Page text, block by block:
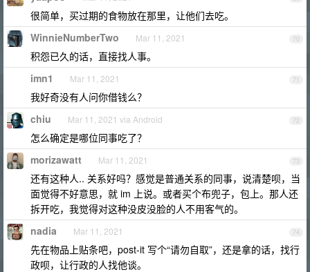
很简单，买过期的食物放在那里，让他们去吃。
70
WinnieNumberTwo Mar 11, 2021
积怨已久的话，直接找人事。
71
imn1 Mar 11, 2021
我好奇没有人问你借钱么？
72
chiu Mar 11, 2021 via Android
怎么确定是哪位同事吃了？
73
morizawatt Mar 11, 2021
还有这种人.. 关系好吗？感觉是普通关系的同事，说清楚呗，当
面觉得不好意思，就 im 上说。或者买个布兜子，包上。那人还
拆开吃，我觉得对这种没皮没脸的人不用客气的。
74
nadia Mar 11, 2021
先在物品上贴条吧，post-it 写个“请勿自取”，还是拿的话，找行
政呗，让行政的人找他谈。